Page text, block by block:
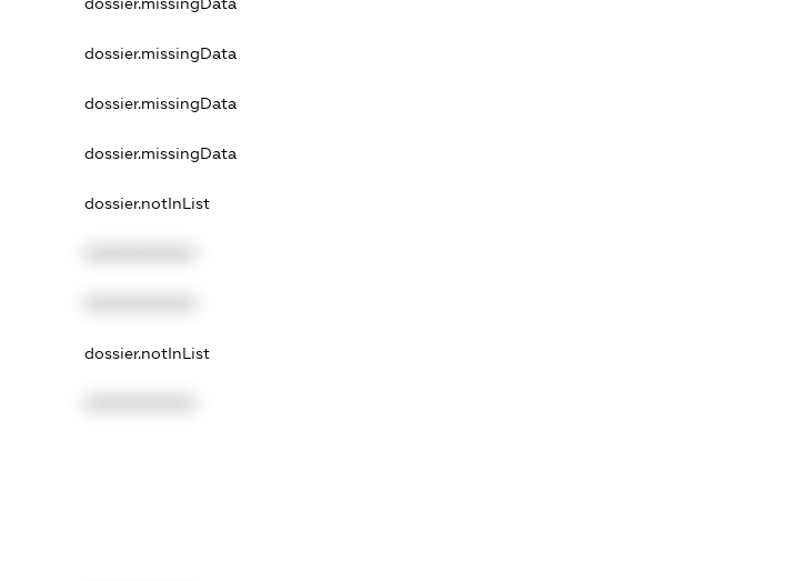
dossier.missingData
dossier.missingData
dossier.missingData
dossier.notInList
dossier.notInList